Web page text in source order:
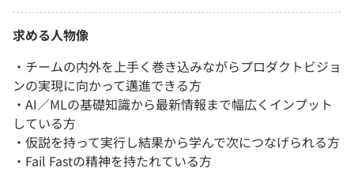
求める人物像
・チームの内外を上手く巻き込みながらプロダクトビジョ
ンの実現に向かって邁進できる方
・AI／MLの基礎知識から最新情報まで幅広くインプット
している方
・仮説を持って実行し結果から学んで次につなげられる方
・Fail Fastの精神を持たれている方